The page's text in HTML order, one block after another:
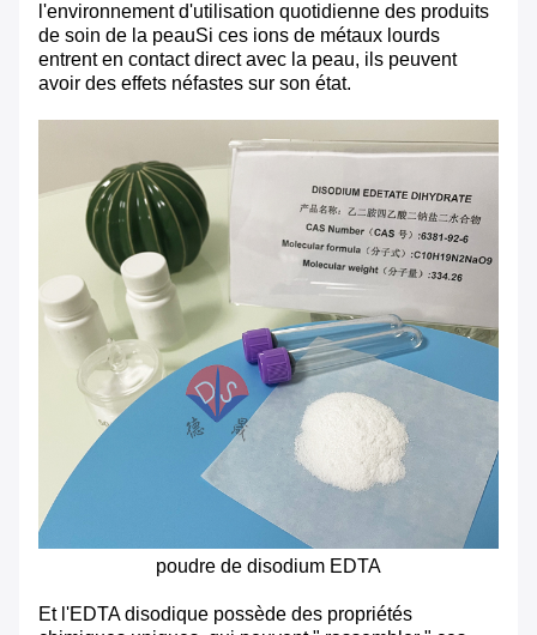
l'environnement d'utilisation quotidienne des produits
de soin de la peauSi ces ions de métaux lourds
entrent en contact direct avec la peau, ils peuvent
avoir des effets néfastes sur son état.
poudre de disodium EDTA
Et l'EDTA disodique possède des propriétés